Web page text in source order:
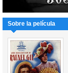
Sobre la película